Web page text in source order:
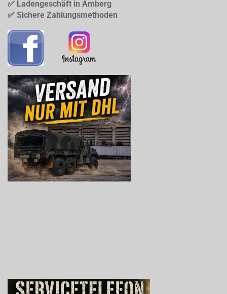
✅ Ladengeschäft in Amberg
✅ Sichere Zahlungsmethoden